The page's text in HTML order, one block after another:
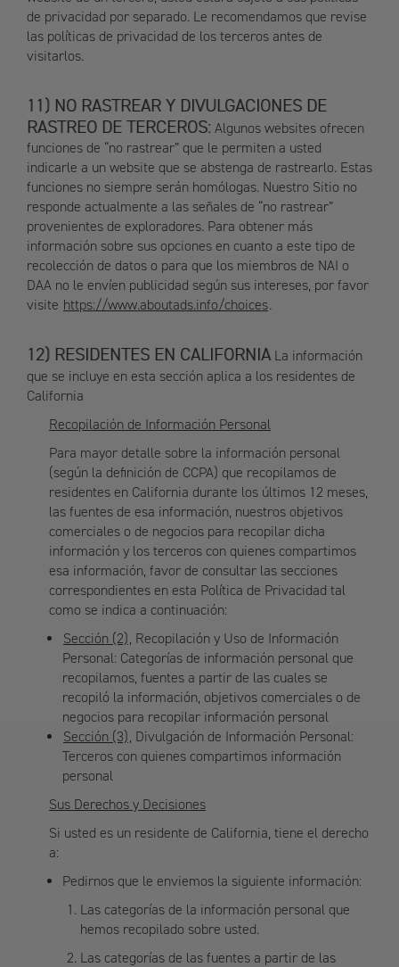
de privacidad por separado. Le recomendamos que revise
las políticas de privacidad de los terceros antes de
visitarlos.
NO RASTREAR Y DIVULGACIONES DE
RASTREO DE TERCEROS: Algunos websites ofrecen
funciones de “no rastrear” que le permiten a usted
indicarle a un website que se abstenga de rastrearlo. Estas
funciones no siempre serán homólogas. Nuestro Sitio no
responde actualmente a las señales de “no rastrear”
provenientes de exploradores. Para obtener más
información sobre sus opciones en cuanto a este tipo de
recolección de datos o para que los miembros de NAI o
DAA no le envíen publicidad según sus intereses, por favor
visite https://www.aboutads.info/choices.
RESIDENTES EN CALIFORNIALa información
que se incluye en esta sección aplica a los residentes de
California
Recopilación de Información Personal
Para mayor detalle sobre la información personal
(según la definición de CCPA) que recopilamos de
residentes en California durante los últimos 12 meses,
las fuentes de esa información, nuestros objetivos
comerciales o de negocios para recopilar dicha
información y los terceros con quienes compartimos
esa información, favor de consultar las secciones
correspondientes en esta Política de Privacidad tal
como se indica a continuación:
Sección (2), Recopilación y Uso de Información
Personal: Categorías de información personal que
recopilamos, fuentes a partir de las cuales se
recopiló la información, objetivos comerciales o de
negocios para recopilar información personal
Sección (3), Divulgación de Información Personal:
Terceros con quienes compartimos información
personal
Sus Derechos y Decisiones
Si usted es un residente de California, tiene el derecho
a:
Pedirnos que le enviemos la siguiente información:
Las categorías de la información personal que
hemos recopilado sobre usted.
Las categorías de las fuentes a partir de las